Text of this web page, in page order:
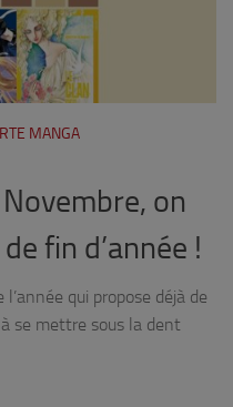
MANGA
on
fin d’année !
qui propose déjà de
se mettre sous la dent